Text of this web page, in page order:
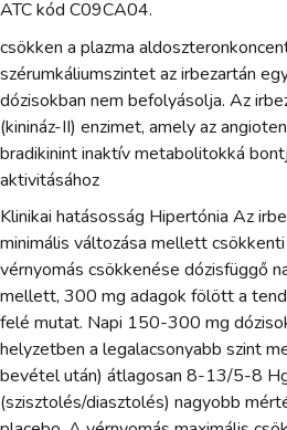
ATC kód C09CA04.
csökken a plazma
szérumkáliumszintet az irbezartán
dózisokban nem befolyásolja. Az
(kinináz-II) enzimet, amely az
bradikinint inaktív metabolitokká
aktivitásához
Klinikai hatásosság Hipertónia Az
minimális változása mellett
vérnyomás csökkenése dózisfüggő
mellett, 300 mg adagok fölött a
felé mutat. Napi 150-300 mg
helyzetben a legalacsonyabb szint
bevétel után) átlagosan 8-13/5-8
(szisztolés/diasztolés) nagyobb